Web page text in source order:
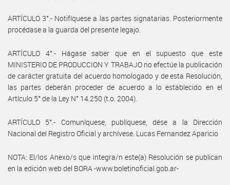
ARTÍCULO 3°.- Notifíquese a las partes signatarias. Posteriormente
procédase a la guarda del presente legajo.
ARTÍCULO 4°.- Hágase saber que en el supuesto que este
MINISTERIO DE PRODUCCION Y TRABAJO no efectúe la publicación
de carácter gratuita del acuerdo homologado y de esta Resolución,
las partes deberán proceder de acuerdo a lo establecido en el
Artículo 5° de la Ley N° 14.250 (t.o. 2004).
ARTÍCULO 5°.- Comuníquese, publíquese, dése a la Dirección
Nacional del Registro Oficial y archívese. Lucas Fernandez Aparicio
NOTA: El/los Anexo/s que integra/n este(a) Resolución se publican
en la edición web del BORA -www.boletinoficial.gob.ar-